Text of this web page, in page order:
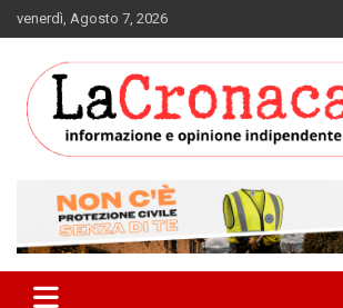
to
venerdì, Agosto 7, 2026
La Cronaca Quotidiano